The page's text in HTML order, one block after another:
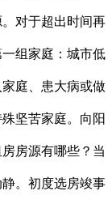
对于超出时间再
组家庭：城市低
庭、患大病或做
坚苦家庭。向阳
房源有哪些？当
。初度选房竣事